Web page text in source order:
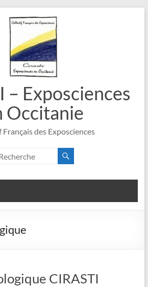
– Exposciences
Occitanie
des Exposciences
CIRASTI